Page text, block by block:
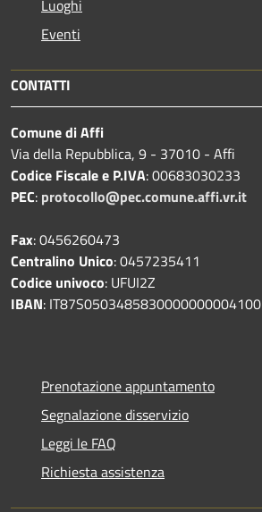
Luoghi
Eventi
CONTATTI
Comune di Affi
Via della Repubblica, 9 - 37010 - Affi
Codice Fiscale e P.IVA: 00683030233
PEC: protocollo@pec.comune.affi.vr.it
Fax: 0456260473
Centralino Unico: 0457235411
Codice univoco: UFUI2Z
IBAN: IT87S0503485830000000004100
Prenotazione appuntamento
Segnalazione disservizio
Leggi le FAQ
Richiesta assistenza